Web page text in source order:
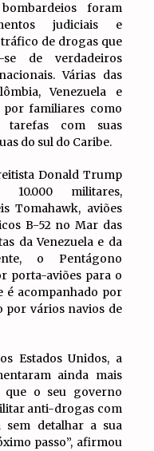
foram
judiciais e
de drogas que
de verdadeiros
Várias das
Venezuela e
familiares como
tarefas com suas
do sul do Caribe.
Donald Trump
10.000 militares,
Tomahawk, aviões
B-52 no Mar das
da Venezuela e da
o Pentágono
porta-aviões para o
é acompanhado por
por vários navios de
Estados Unidos, a
ainda mais
que o seu governo
anti-drogas com
sem detalhar a sua
passo”, afirmou